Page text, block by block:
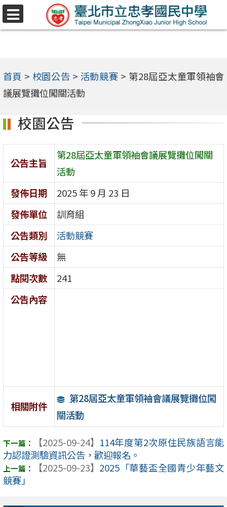
跳
至
內
容
選
首頁 > 校園公告 > 活動競賽 > 第28屆亞太童軍領袖會
議展覽攤位闖關活動
校園公告
公告主旨
第28屆亞太童軍領袖會議展覽攤位闖關
活動
發佈日期
2025 年 9 月 23 日
發佈單位
訓育組
公告類別
活動競賽
公告等級
無
點閱次數
241
公告內容
相關附件
第28屆亞太童軍領袖會議展覽攤位闖
關活動
【2025-09-24】 114年度第2次原住民族語言能
力認證測驗資訊公告，歡迎報名。
【2025-09-23】 2025「華藝盃全國青少年藝文
競賽」